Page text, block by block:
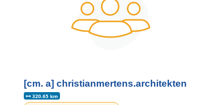
[cm. a] christianmertens.architekten
320.65 km